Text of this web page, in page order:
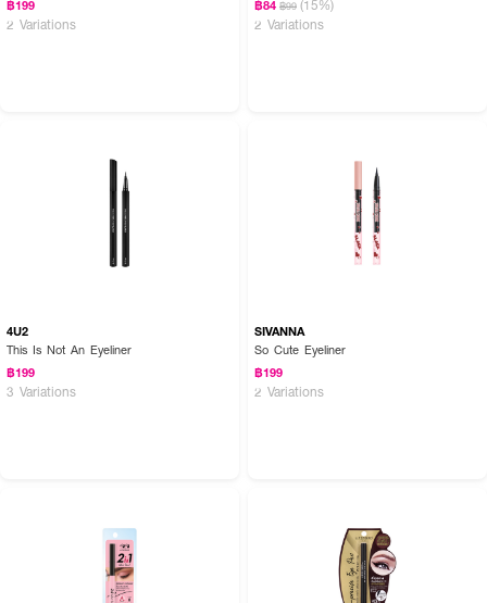
฿199
2 Variations
฿84 ฿99 (15%)
2 Variations
4U2
This Is Not An Eyeliner
฿199
3 Variations
SIVANNA
So Cute Eyeliner
฿199
2 Variations